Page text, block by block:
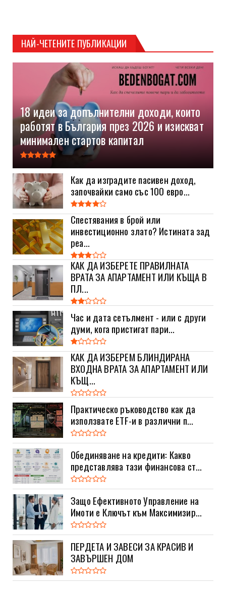
НАЙ-ЧЕТЕНИТЕ ПУБЛИКАЦИИ
18 идеи за допълнителни доходи, които
работят в България през 2026 и изискват
минимален стартов капитал
Как да изградите пасивен доход,
започвайки само със 100 евро...
Спестявания в брой или
инвестиционно злато? Истината зад
реа...
КАК ДА ИЗБЕРЕТЕ ПРАВИЛНАТА
ВРАТА ЗА АПАРТАМЕНТ ИЛИ КЪЩА В
ПЛ...
Час и дата сетълмент - или с други
думи, кога пристигат пари...
КАК ДА ИЗБЕРЕМ БЛИНДИРАНА
ВХОДНА ВРАТА ЗА АПАРТАМЕНТ ИЛИ
КЪЩ...
Практическо ръководство как да
използвате ETF-и в различни п...
Обединяване на кредити: Какво
представлява тази финансова ст...
Защо Ефективното Управление на
Имоти е Ключът към Максимизир...
ПЕРДЕТА И ЗАВЕСИ ЗА КРАСИВ И
ЗАВЪРШЕН ДОМ